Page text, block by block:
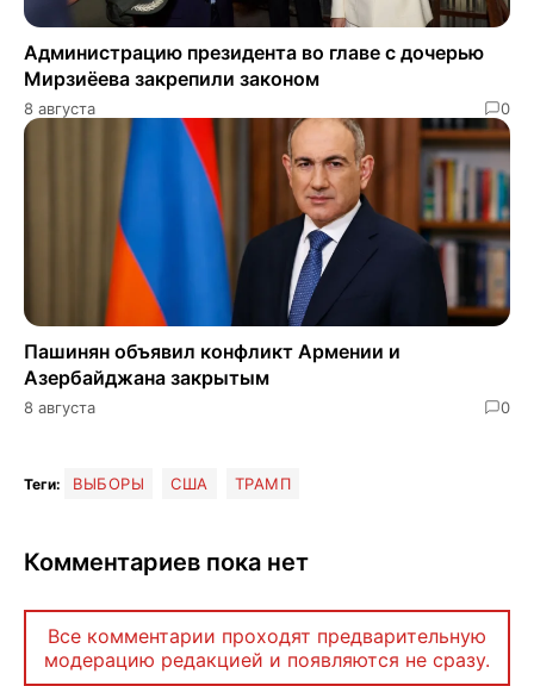
Администрацию президента во главе с дочерью
Мирзиёева закрепили законом
8 августа 0
Пашинян объявил конфликт Армении и
Азербайджана закрытым
8 августа 0
Теги: ВЫБОРЫ США ТРАМП
Комментариев пока нет
Все комментарии проходят предварительную
модерацию редакцией и появляются не сразу.